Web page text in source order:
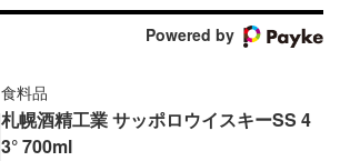
Powered by
食料品
札幌酒精工業 サッポロウイスキーSS 4
3° 700ml